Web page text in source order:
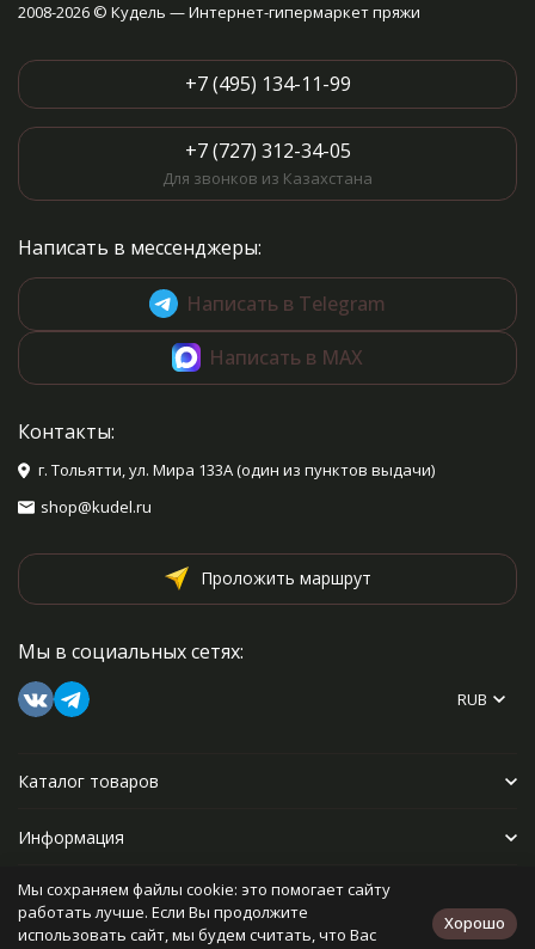
2008-2026 © Кудель — Интернет-гипермаркет пряжи
+7 (495) 134-11-99
+7 (727) 312-34-05
Для звонков из Казахстана
Написать в мессенджеры:
Написать в Telegram
Написать в MAX
Контакты:
г. Тольятти, ул. Мира 133А (один из пунктов выдачи)
shop@kudel.ru
Проложить маршрут
Мы в социальных сетях:
RUB
Каталог товаров
Информация
Прочее
Мы сохраняем файлы cookie: это помогает сайту
работать лучше. Если Вы продолжите
использовать сайт, мы будем считать, что Вас
Хорошо